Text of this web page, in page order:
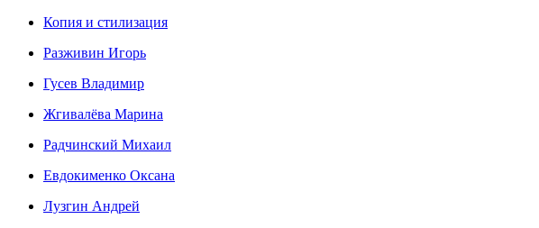
Копия и стилизация
Разживин Игорь
Гусев Владимир
Жгивалёва Марина
Радчинский Михаил
Евдокименко Оксана
Лузгин Андрей